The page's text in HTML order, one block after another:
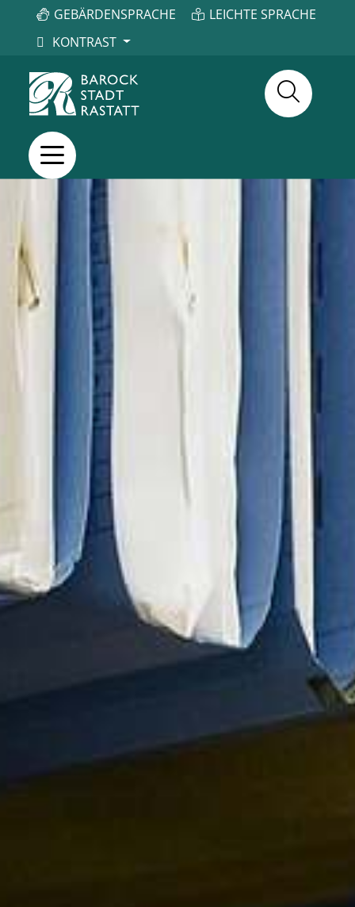
GEBÄRDENSPRACHE
LEICHTE SPRACHE
KONTRAST